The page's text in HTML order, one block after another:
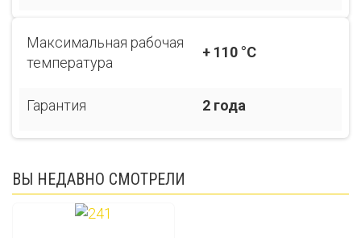
Максимальная рабочая
температура
+ 110 °C
Гарантия 2 года
ВЫ НЕДАВНО СМОТРЕЛИ